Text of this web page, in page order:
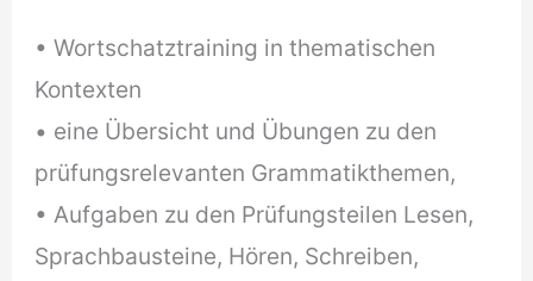
• Wortschatztraining in thematischen
Kontexten
• eine Übersicht und Übungen zu den
prüfungsrelevanten Grammatikthemen,
• Aufgaben zu den Prüfungsteilen Lesen,
Sprachbausteine, Hören, Schreiben,